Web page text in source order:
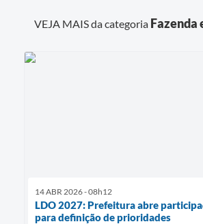
VEJA MAIS da categoria Fazenda
14 ABR 2026 - 08h12
LDO 2027: Prefeitura abre
para definição de prioridades